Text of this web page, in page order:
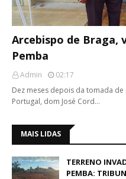
Arcebispo de Braga,
Pemba
Admin
02:17
Dez meses depois da tomada
Portugal, dom José Cord…
MAIS LIDAS
TERRENO
PEMBA: